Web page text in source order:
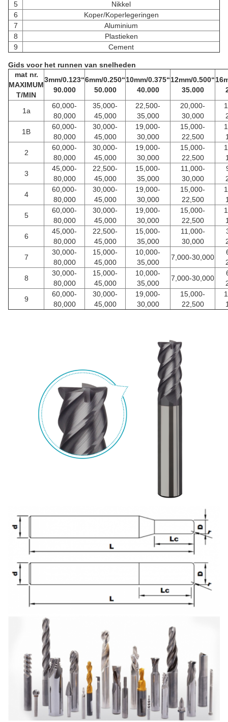
5
Nikkel
6
Koper/Koperlegeringen
7
Aluminium
8
Plastieken
9
Cement
Gids voor het runnen van snelheden
mat nr.
MAXIMUM
T/MIN
3mm/0.123“
90.000
6mm/0.250“
50.000
10mm/0.375“
40.000
12mm/0.500“
35.000
1a
60,000-
80,000
35,000-
45,000
22,500-
35,000
20,000-
30,000
1B
60,000-
80,000
30,000-
45,000
19,000-
30,000
15,000-
22,500
2
60,000-
80,000
30,000-
45,000
19,000-
30,000
15,000-
22,500
3
45,000-
80,000
22,500-
45,000
15,000-
35,000
11,000-
30,000
4
60,000-
80,000
30,000-
45,000
19,000-
30,000
15,000-
22,500
5
60,000-
80,000
30,000-
45,000
19,000-
30,000
15,000-
22,500
6
45,000-
80,000
22,500-
45,000
15,000-
35,000
11,000-
30,000
7
30,000-
80,000
15,000-
45,000
10,000-
35,000
7,000-30,000
8
30,000-
80,000
15,000-
45,000
10,000-
35,000
7,000-30,000
9
60,000-
80,000
30,000-
45,000
19,000-
30,000
15,000-
22,500